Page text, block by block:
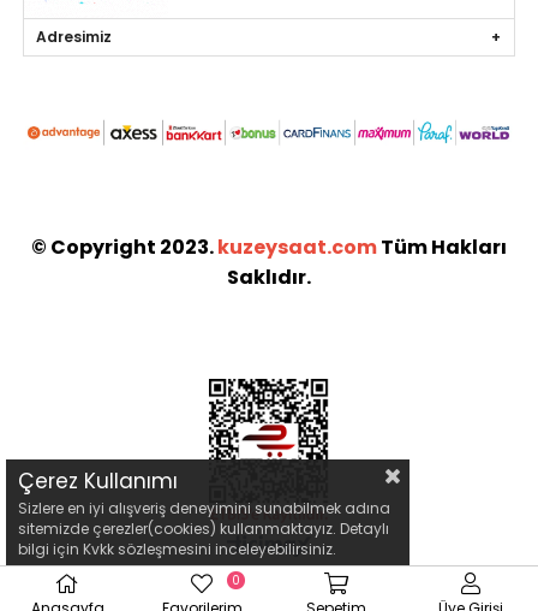
Adresimiz
© Copyright 2023.kuzeysaat.comTüm Hakları
Saklıdır.
Çerez Kullanımı
Sizlere en iyi alışveriş deneyimini sunabilmek adına
sitemizde çerezler(cookies) kullanmaktayız. Detaylı
bilgi için Kvkk sözleşmesini inceleyebilirsiniz.
0